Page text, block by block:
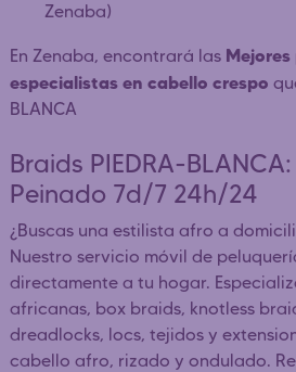
Zenaba)
En Zenaba, encontrará las
especialistas en cabello crespo
BLANCA
Braids PIEDRA-
Peinado 7d/7 24h/24
¿Buscas una estilista afro a
Nuestro servicio móvil de
directamente a tu hogar.
africanas, box braids, knotless
dreadlocks, locs, tejidos y
cabello afro, rizado y ondulado.